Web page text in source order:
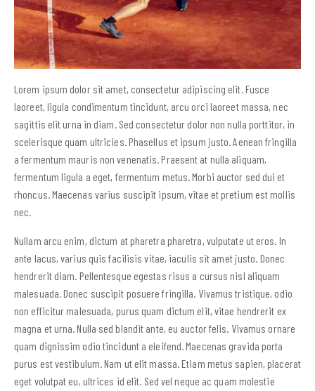
Lorem ipsum dolor sit amet, consectetur adipiscing elit. Fusce
laoreet, ligula condimentum tincidunt, arcu orci laoreet massa, nec
sagittis elit urna in diam. Sed consectetur dolor non nulla porttitor, in
scelerisque quam ultricies. Phasellus et ipsum justo. Aenean fringilla
a fermentum mauris non venenatis. Praesent at nulla aliquam,
fermentum ligula a eget, fermentum metus. Morbi auctor sed dui et
rhoncus. Maecenas varius suscipit ipsum, vitae et pretium est mollis
nec.
Nullam arcu enim, dictum at pharetra pharetra, vulputate ut eros. In
ante lacus, varius quis facilisis vitae, iaculis sit amet justo. Donec
hendrerit diam. Pellentesque egestas risus a cursus nisl aliquam
malesuada. Donec suscipit posuere fringilla. Vivamus tristique, odio
non efficitur malesuada, purus quam dictum elit, vitae hendrerit ex
magna et urna. Nulla sed blandit ante, eu auctor felis. Vivamus ornare
quam dignissim odio tincidunt a eleifend. Maecenas gravida porta
purus est vestibulum. Nam ut elit massa. Etiam metus sapien, placerat
eget volutpat eu, ultrices id elit. Sed vel neque ac quam molestie